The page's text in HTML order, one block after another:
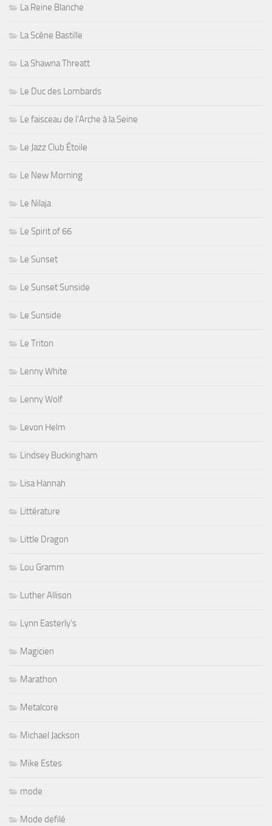
La Reine Blanche
La Scène Bastille
La Shawna Threatt
Le Duc des Lombards
Le faisceau de l'Arche à la Seine
Le Jazz Club Étoile
Le New Morning
Le Nilaja
Le Spirit of 66
Le Sunset
Le Sunset Sunside
Le Sunside
Le Triton
Lenny White
Lenny Wolf
Levon Helm
Lindsey Buckingham
Lisa Hannah
Littérature
Little Dragon
Lou Gramm
Luther Allison
Lynn Easterly's
Magicien
Marathon
Metalcore
Michael Jackson
Mike Estes
mode
Mode defilé